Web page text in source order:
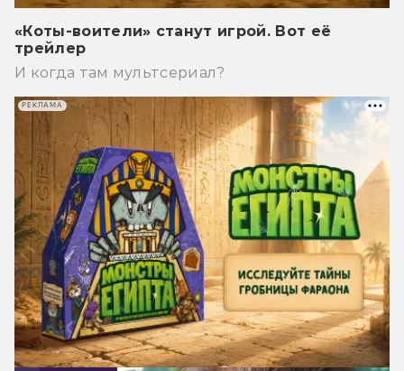
«Коты-воители» станут игрой. Вот её
трейлер
И когда там мультсериал?
РЕКЛАМА